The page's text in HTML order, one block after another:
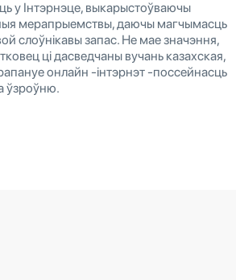
у Інтэрнэце, выкарыстоўваючы
мерапрыемствы, даючы магчымасць
слоўнікавы запас. Не мае значэння,
ці дасведчаны вучань казахская,
онлайн -інтэрнэт -поссейнасць
ўзроўню.